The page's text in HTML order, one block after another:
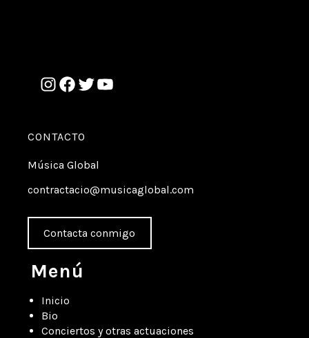
CONTACTO
Música Global
contractacio@musicaglobal.com
Contacta conmigo
Menú
Inicio
Bio
Conciertos y otras actuaciones